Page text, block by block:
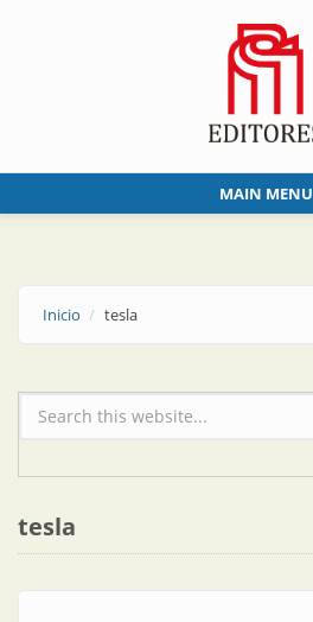
MAIN MENU
Inicio tesla
Formulario de búsqueda
tesla